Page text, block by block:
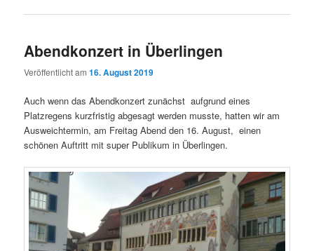
Abendkonzert in Überlingen
Veröffentlicht am16. August 2019
Auch wenn das Abendkonzert zunächst aufgrund eines
Platzregens kurzfristig abgesagt werden musste, hatten wir am
Ausweichtermin, am Freitag Abend den 16. August, einen
schönen Auftritt mit super Publikum in Überlingen.